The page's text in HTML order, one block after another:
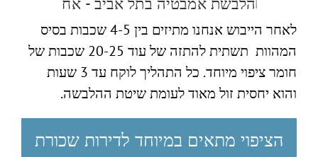
לאחר הייבוש אנחנו מתיזים בין 4-5 שכבות בסיס
המהוות תשתית להתזה של עוד 20-25 שכבות של
חומר ציפוי מיוחד. כל התהליך לוקח עד 3 שעות
והוא יחסית זול מאוד לעומת שיטת ההלבשה.
הציפוי מתאים במיוחד לדירות שכורת